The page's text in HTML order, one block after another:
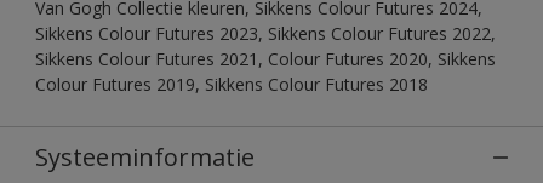
Van Gogh Collectie kleuren, Sikkens Colour Futures 2024,
Sikkens Colour Futures 2023, Sikkens Colour Futures 2022,
Sikkens Colour Futures 2021, Colour Futures 2020, Sikkens
Colour Futures 2019, Sikkens Colour Futures 2018
Systeeminformatie